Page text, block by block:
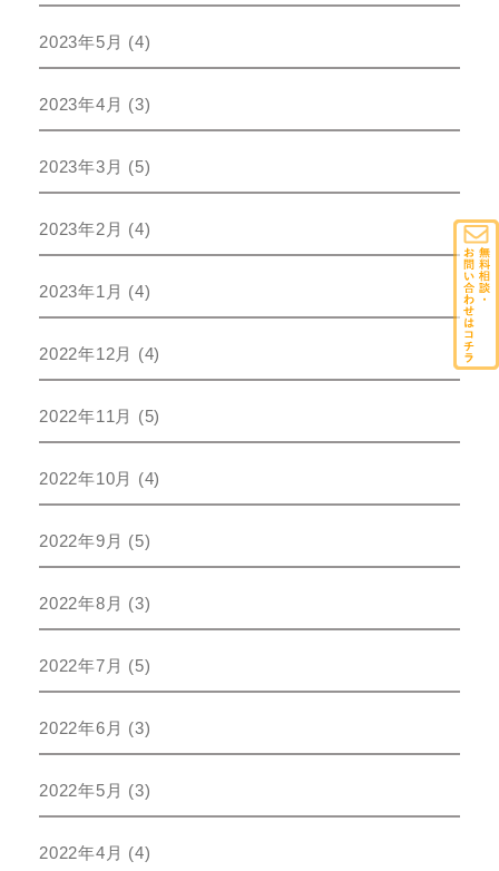
2023年5月 (4)
2023年4月 (3)
2023年3月 (5)
2023年2月 (4)
2023年1月 (4)
2022年12月 (4)
2022年11月 (5)
2022年10月 (4)
2022年9月 (5)
2022年8月 (3)
2022年7月 (5)
2022年6月 (3)
2022年5月 (3)
2022年4月 (4)